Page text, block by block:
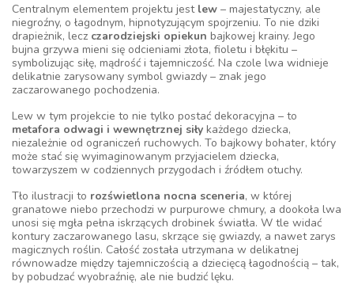
Centralnym elementem projektu jest lew – majestatyczny, ale
niegroźny, o łagodnym, hipnotyzującym spojrzeniu. To nie dziki
drapieżnik, lecz czarodziejski opiekun bajkowej krainy. Jego
bujna grzywa mieni się odcieniami złota, fioletu i błękitu –
symbolizując siłę, mądrość i tajemniczość. Na czole lwa widnieje
delikatnie zarysowany symbol gwiazdy – znak jego
zaczarowanego pochodzenia.
Lew w tym projekcie to nie tylko postać dekoracyjna – to
metafora odwagi i wewnętrznej siły każdego dziecka,
niezależnie od ograniczeń ruchowych. To bajkowy bohater, który
może stać się wyimaginowanym przyjacielem dziecka,
towarzyszem w codziennych przygodach i źródłem otuchy.
Tło ilustracji to rozświetlona nocna sceneria, w której
granatowe niebo przechodzi w purpurowe chmury, a dookoła lwa
unosi się mgła pełna iskrzących drobinek światła. W tle widać
kontury zaczarowanego lasu, skrzące się gwiazdy, a nawet zarys
magicznych roślin. Całość została utrzymana w delikatnej
równowadze między tajemniczością a dziecięcą łagodnością – tak,
by pobudzać wyobraźnię, ale nie budzić lęku.